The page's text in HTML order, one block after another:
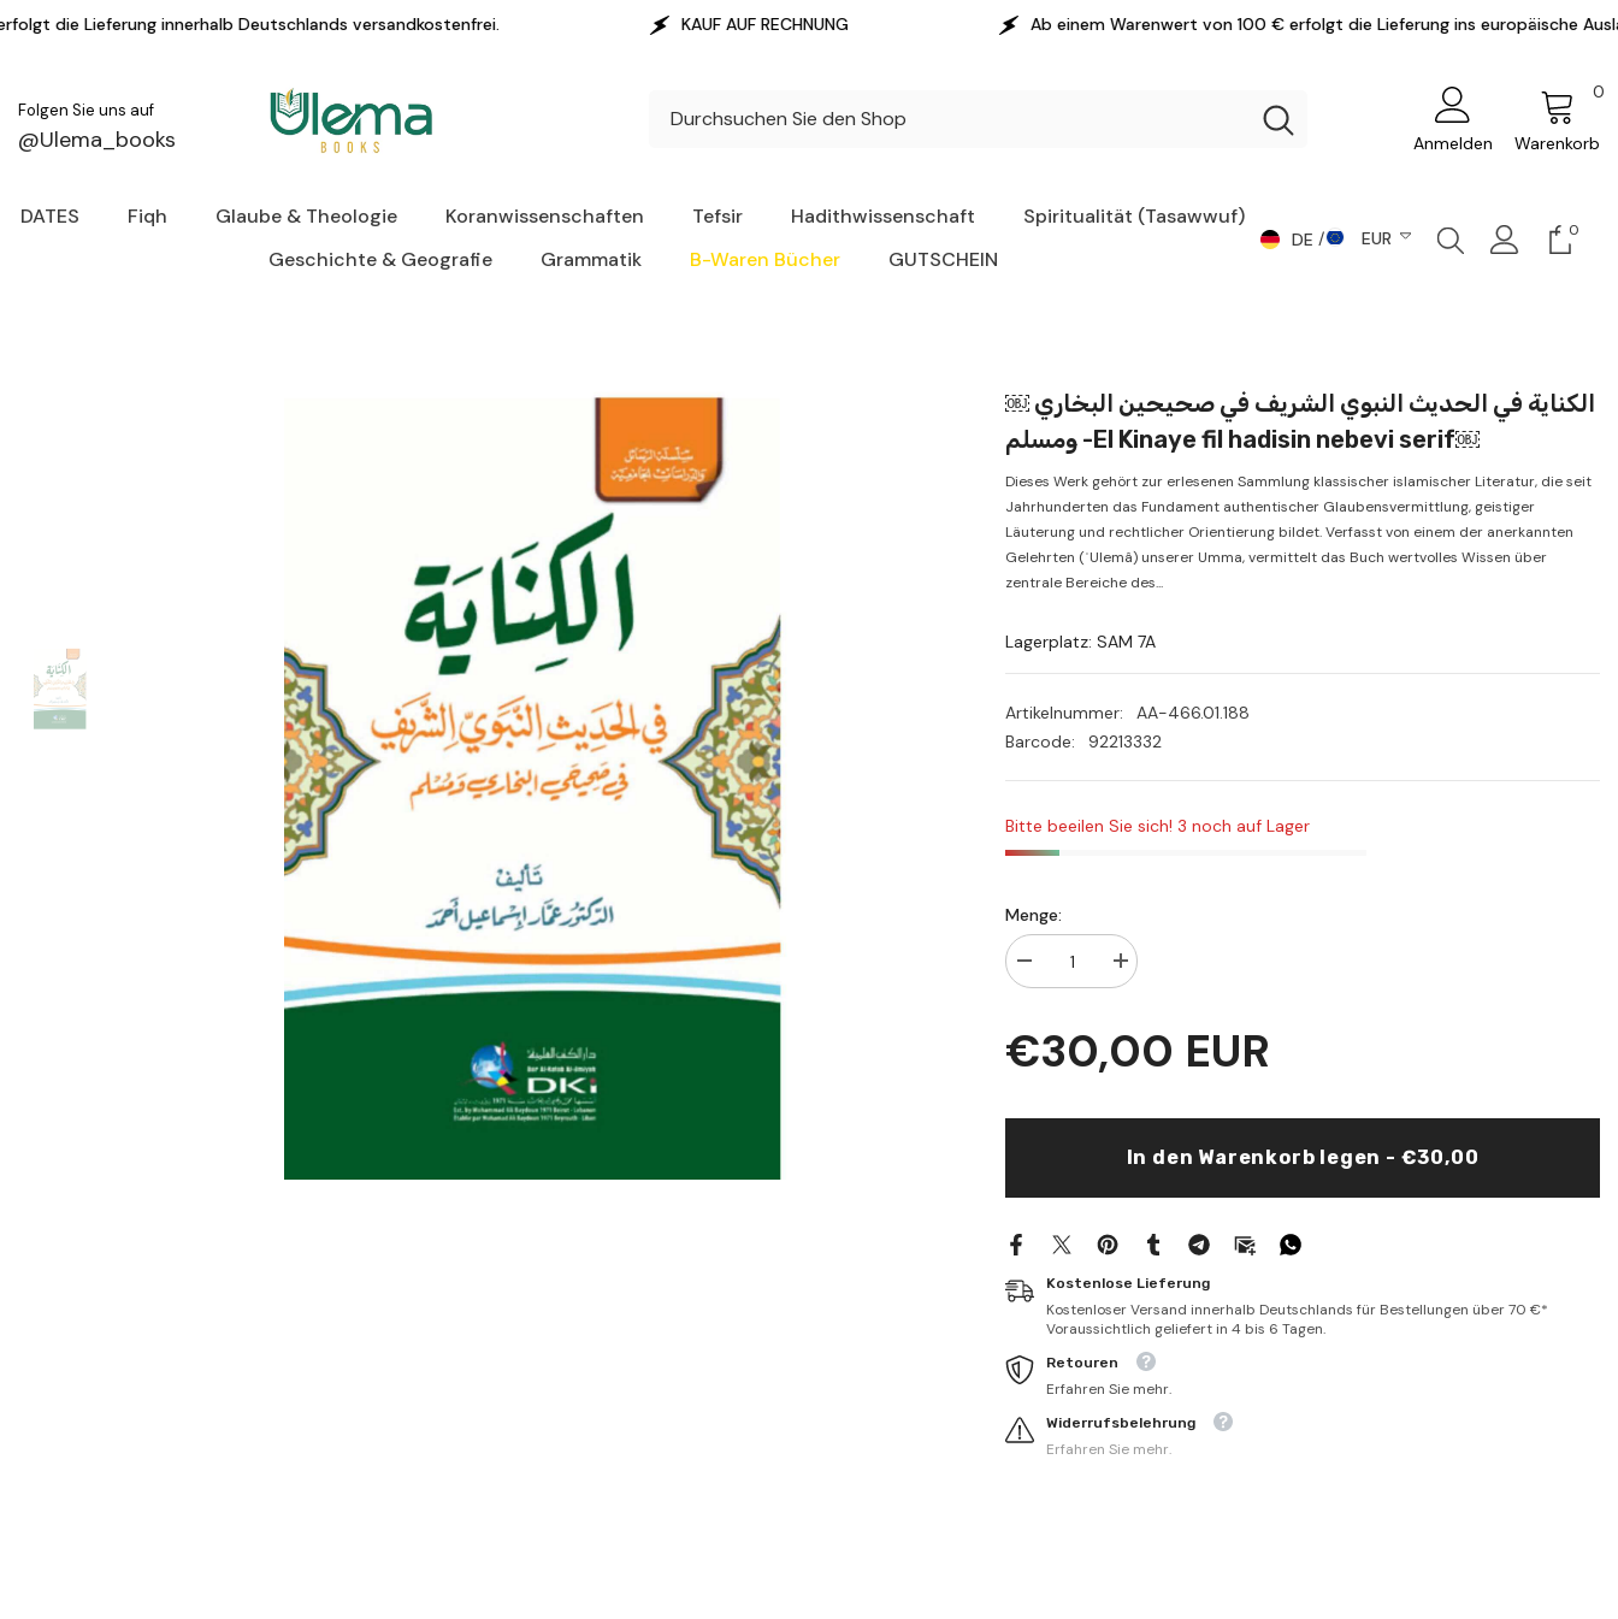
innerhalb Deutschlands versandkostenfrei. KAUF AUF RECHNUNG Ab einem Warenwert von 100 € erfolgt die Lieferung ins europäische Ausland
Folgen Sie uns auf
@Ulema_books Anmelden Warenkorb
00
DATES Fiqh Glaube & Theologie Koranwissenschaften Tefsir Hadithwissenschaft
Spiritualität (Tasawwuf)
Geschichte & Geografie
Grammatik B-Waren Bücher GUTSCHEIN
DE
EUR
EUR
GBP
HUF
PLN
0
￼ ‏الكناية في الحديث النبوي الشريف في صحيحين البخاري
ومسلم -El Kinaye fil hadisin nebevi serif￼
Dieses Werk gehört zur erlesenen Sammlung klassischer islamischer Literatur, die seit
Jahrhunderten das Fundament authentischer Glaubensvermittlung, geistiger
Läuterung und rechtlicher Orientierung bildet. Verfasst von einem der anerkannten
Gelehrten (ʿUlemâ) unserer Umma, vermittelt das Buch wertvolles Wissen über
zentrale Bereiche des...
Lagerplatz: SAM 7A
Artikelnummer:
AA-466.01.188
Barcode:
92213332
Bitte beeilen Sie sich! 3 noch auf Lager
Menge:
verringern
‏الكناية
في
-
Kinaye
hadisin
nebevi
serif
Menge
erhöhen
‏الكناية
في
صحيحين
البخاري
-
Kinaye
hadisin
nebevi
serif
￼
€30,00 EUR
In den Warenkorb legen - €30,00
Kostenlose Lieferung
Kostenloser Versand innerhalb Deutschlands für Bestellungen über 70 €*
Voraussichtlich geliefert in 4 bis 6 Tagen.
Retouren
Erfahren Sie mehr.
Widerrufsbelehrung
Erfahren Sie mehr.